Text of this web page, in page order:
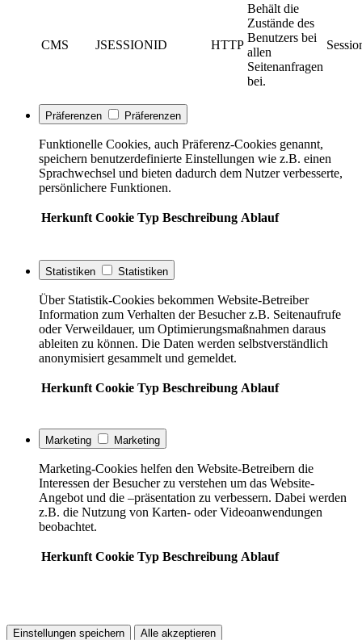
CMS JSESSIONID HTTP
Behält die
Zustände des
Benutzers bei
allen
Seitenanfragen
bei.
Präferenzen Präferenzen
Funktionelle Cookies, auch Präferenz-Cookies genannt,
speichern benutzerdefinierte Einstellungen wie z.B. einen
Sprachwechsel und bieten dadurch dem Nutzer verbesserte,
persönlichere Funktionen.
Herkunft Cookie Typ Beschreibung Ablauf
Statistiken Statistiken
Über Statistik-Cookies bekommen Website-Betreiber
Information zum Verhalten der Besucher z.B. Seitenaufrufe
oder Verweildauer, um Optimierungsmaßnahmen daraus
ableiten zu können. Die Daten werden selbstverständlich
anonymisiert gesammelt und gemeldet.
Herkunft Cookie Typ Beschreibung Ablauf
Marketing Marketing
Marketing-Cookies helfen den Website-Betreibern die
Interessen der Besucher zu verstehen um das Website-
Angebot und die –präsentation zu verbessern. Dabei werden
z.B. die Nutzung von Karten- oder Videoanwendungen
beobachtet.
Herkunft Cookie Typ Beschreibung Ablauf
Einstellungen speichern Alle akzeptieren